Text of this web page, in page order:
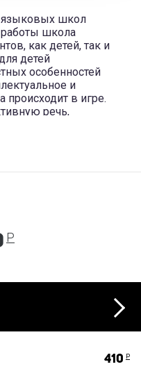
школ
школа
как детей, так и
детей
особенностей
и
происходит в игре.
речь,
программу,
Р
410 Р
Next